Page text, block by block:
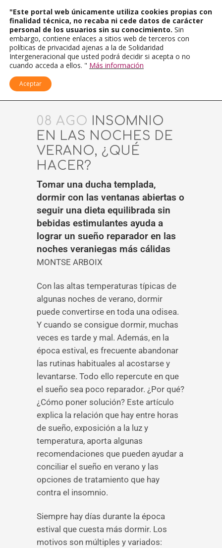
08 AGO INSOMNIO
EN LAS NOCHES DE
VERANO, ¿QUÉ
HACER?
Tomar una ducha templada,
dormir con las ventanas abiertas o
seguir una dieta equilibrada sin
bebidas estimulantes ayuda a
lograr un sueño reparador en las
noches veraniegas más cálidas
MONTSE ARBOIX
Con las altas temperaturas típicas de
algunas noches de verano, dormir
puede convertirse en toda una odisea.
Y cuando se consigue dormir, muchas
veces es tarde y mal. Además, en la
época estival, es frecuente abandonar
las rutinas habituales al acostarse y
levantarse. Todo ello repercute en que
el sueño sea poco reparador. ¿Por qué?
¿Cómo poner solución? Este artículo
explica la relación que hay entre horas
de sueño, exposición a la luz y
temperatura, aporta algunas
recomendaciones que pueden ayudar a
conciliar el sueño en verano y las
opciones de tratamiento que hay
contra el insomnio.
Siempre hay días durante la época
estival que cuesta más dormir. Los
motivos son múltiples y variados:
"Este portal web únicamente utiliza cookies propias con
finalidad técnica, no recaba ni cede datos de carácter
personal de los usuarios sin su conocimiento. Sin
embargo, contiene enlaces a sitios web de terceros con
políticas de privacidad ajenas a la de Solidaridad
Intergeneracional que usted podrá decidir si acepta o no
cuando acceda a ellos. " Más información
Aceptar